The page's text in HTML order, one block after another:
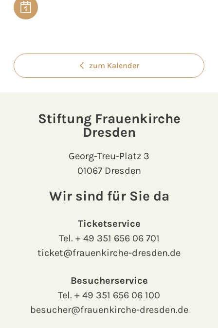
zum Kalender
Stiftung Frauenkirche
Dresden
Georg-Treu-Platz 3
01067 Dresden
Wir sind für Sie da
Ticketservice
Tel. + 49 351 656 06 701
ticket@frauenkirche-dresden.de
Besucherservice
Tel. + 49 351 656 06 100
besucher@frauenkirche-dresden.de